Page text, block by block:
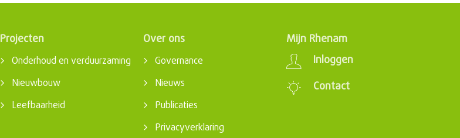
Projecten
Onderhoud en verduurzaming
Nieuwbouw
Leefbaarheid
Over ons
Governance
Nieuws
Publicaties
Privacyverklaring
Mijn Rhenam
Inloggen
Contact